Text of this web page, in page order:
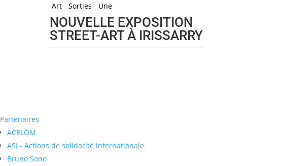
Art Sorties Une
NOUVELLE EXPOSITION
STREET-ART À IRISSARRY
Partenaires
ACELOM
ASI - Actions de solidarité internationale
Bruno Sono